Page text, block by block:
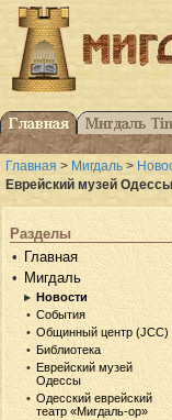
Главная > Мигдаль >
Еврейский музей
Разделы
Главная
Мигдаль
Новости
События
Общинный центр (JCC)
Библиотека
Еврейский музей
Одессы
Одесский еврейский
театр «Мигдаль-ор»